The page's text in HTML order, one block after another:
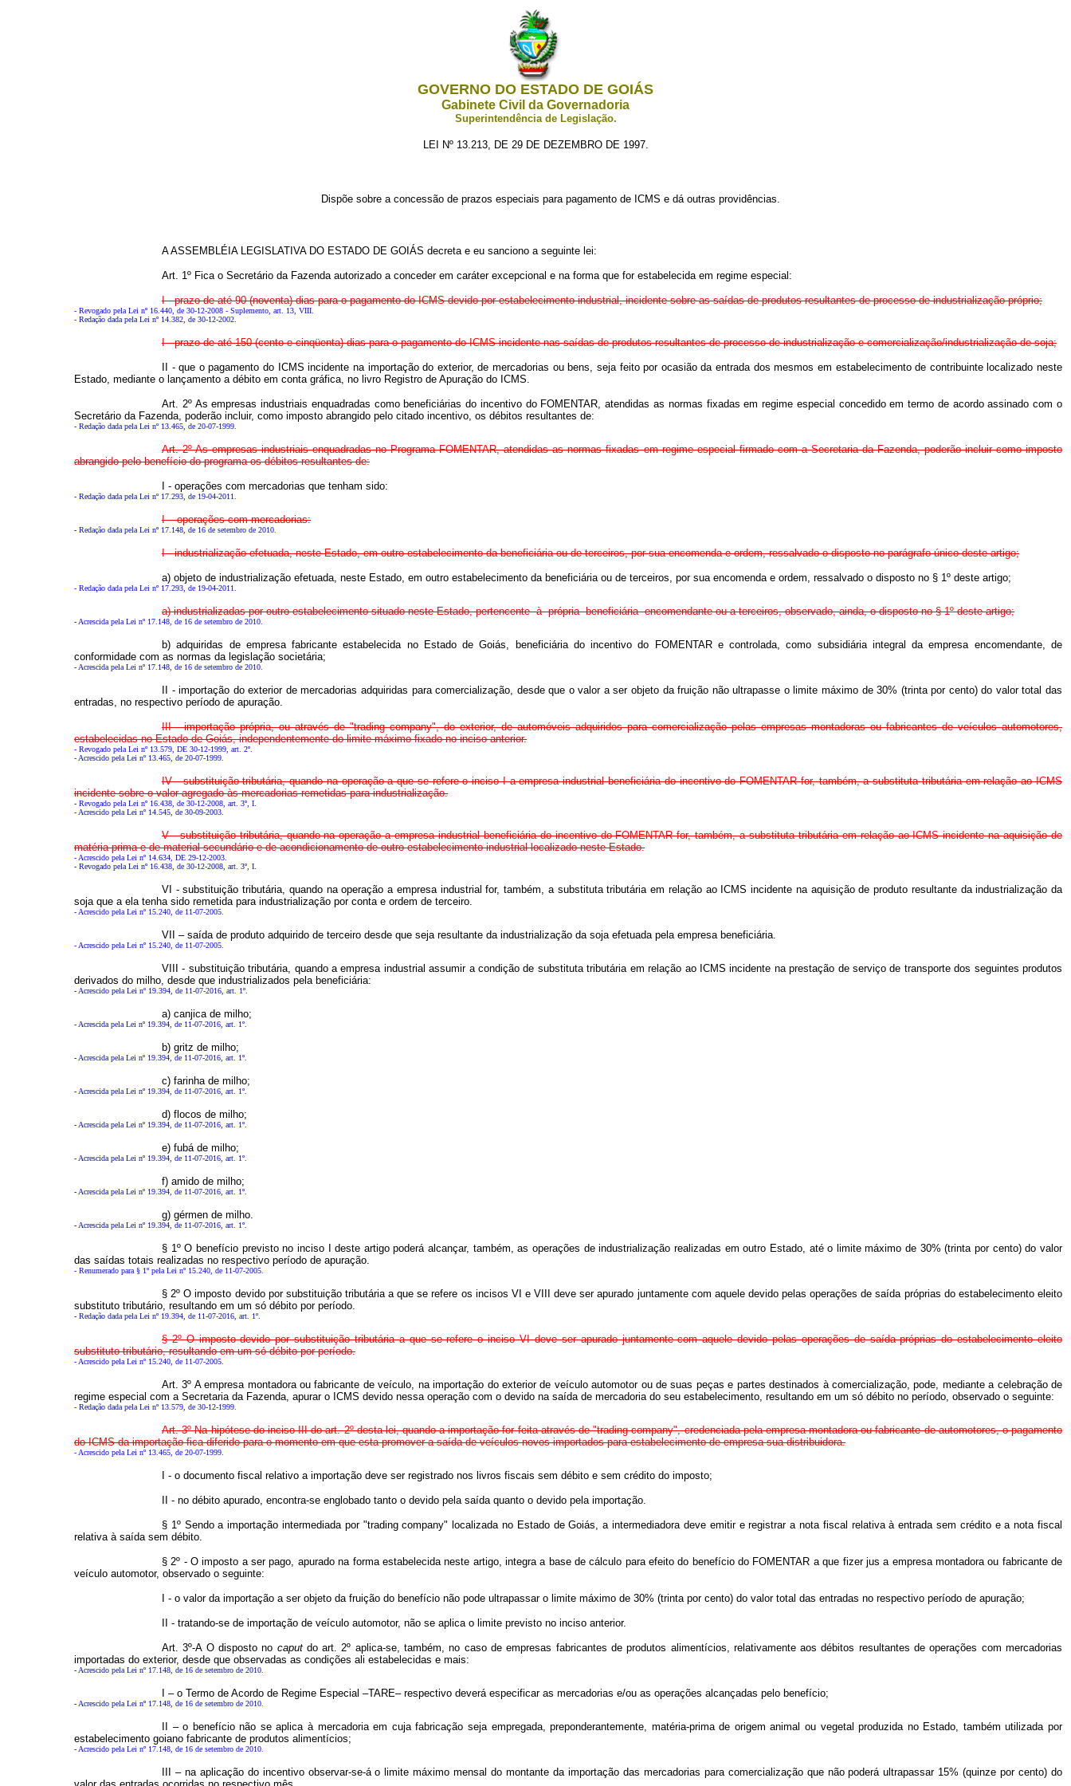
GOVERNO DO ESTADO DE GOIÁS
Gabinete Civil da Governadoria
Superintendência de Legislação.
LEI Nº 13.213, DE 29 DE DEZEMBRO DE 1997.
Dispõe sobre a concessão de prazos especiais para pagamento de ICMS e dá outras providências.
A ASSEMBLÉIA LEGISLATIVA DO ESTADO DE GOIÁS decreta e eu sanciono a seguinte lei:
Art. 1º Fica o Secretário da Fazenda autorizado a conceder em caráter excepcional e na forma que for estabelecida em regime especial:
I - prazo de até 90 (noventa) dias para o pagamento do ICMS devido por estabelecimento industrial, incidente sobre as saídas de produtos resultantes de processo de industrialização próprio;
- Revogado pela Lei nº 16.440, de 30-12-2008 - Suplemento, art. 13, VIII.
- Redação dada pela Lei nº 14.382, de 30-12-2002.
I - prazo de até 150 (cento e cinqüenta) dias para o pagamento do ICMS incidente nas saídas de produtos resultantes de processo de industrialização e comercialização/industrialização de soja;
II - que o pagamento do ICMS incidente na importação do exterior, de mercadorias ou bens, seja feito por ocasião da entrada dos mesmos em estabelecimento de contribuinte localizado neste
Estado, mediante o lançamento a débito em conta gráfica, no livro Registro de Apuração do ICMS.
Art. 2º As empresas industriais enquadradas como beneficiárias do incentivo do FOMENTAR, atendidas as normas fixadas em regime especial concedido em termo de acordo assinado com o
Secretário da Fazenda, poderão incluir, como imposto abrangido pelo citado incentivo, os débitos resultantes de:
- Redação dada pela Lei nº 13.465, de 20-07-1999.
Art. 2º As empresas industriais enquadradas no Programa FOMENTAR, atendidas as normas fixadas em regime especial firmado com a Secretaria da Fazenda, poderão incluir como imposto
abrangido pelo benefício do programa os débitos resultantes de:
I - operações com mercadorias que tenham sido:
- Redação dada pela Lei nº 17.293, de 19-04-2011.
I – operações com mercadorias:
- Redação dada pela Lei nº 17.148, de 16 de setembro de 2010.
I - industrialização efetuada, neste Estado, em outro estabelecimento da beneficiária ou de terceiros, por sua encomenda e ordem, ressalvado o disposto no parágrafo único deste artigo;
a) objeto de industrialização efetuada, neste Estado, em outro estabelecimento da beneficiária ou de terceiros, por sua encomenda e ordem, ressalvado o disposto no § 1º deste artigo;
- Redação dada pela Lei nº 17.293, de 19-04-2011.
a) industrializadas por outro estabelecimento situado neste Estado, pertencente à própria beneficiária encomendante ou a terceiros, observado, ainda, o disposto no § 1º deste artigo;
- Acrescida pela Lei nº 17.148, de 16 de setembro de 2010.
b) adquiridas de empresa fabricante estabelecida no Estado de Goiás, beneficiária do incentivo do FOMENTAR e controlada, como subsidiária integral da empresa encomendante, de
conformidade com as normas da legislação societária;
- Acrescida pela Lei nº 17.148, de 16 de setembro de 2010.
II - importação do exterior de mercadorias adquiridas para comercialização, desde que o valor a ser objeto da fruição não ultrapasse o limite máximo de 30% (trinta por cento) do valor total das
entradas, no respectivo período de apuração.
III - importação própria, ou através de "trading company", do exterior, de automóveis adquiridos para comercialização pelas empresas montadoras ou fabricantes de veículos automotores,
estabelecidas no Estado de Goiás, independentemente do limite máximo fixado no inciso anterior.
- Revogado pela Lei nº 13.579, DE 30-12-1999, art. 2º.
- Acrescido pela Lei nº 13.465, de 20-07-1999.
IV - substituição tributária, quando na operação a que se refere o inciso I a empresa industrial beneficiária do incentivo do FOMENTAR for, também, a substituta tributária em relação ao ICMS
incidente sobre o valor agregado às mercadorias remetidas para industrialização.
- Revogado pela Lei nº 16.438, de 30-12-2008, art. 3º, I
- Acrescido pela Lei nº 14.545, de 30-09-2003.
V - substituição tributária, quando na operação a empresa industrial beneficiária do incentivo do FOMENTAR for, também, a substituta tributária em relação ao ICMS incidente na aquisição de
matéria-prima e de material secundário e de acondicionamento de outro estabelecimento industrial localizado neste Estado.
- Acrescido pela Lei nº 14.634, DE 29-12-2003.
- Revogado pela Lei nº 16.438, de 30-12-2008, art. 3º, I
VI - substituição tributária, quando na operação a empresa industrial for, também, a substituta tributária em relação ao ICMS incidente na aquisição de produto resultante da industrialização da
soja que a ela tenha sido remetida para industrialização por conta e ordem de terceiro.
- Acrescido pela Lei nº 15.240, de 11-07-2005.
VII – saída de produto adquirido de terceiro desde que seja resultante da industrialização da soja efetuada pela empresa beneficiária.
- Acrescido pela Lei nº 15.240, de 11-07-2005.
VIII - substituição tributária, quando a empresa industrial assumir a condição de substituta tributária em relação ao ICMS incidente na prestação de serviço de transporte dos seguintes produtos
derivados do milho, desde que industrializados pela beneficiária:
- Acrescido pela Lei nº 19.394, de 11-07-2016, art. 1º
a) canjica de milho;
- Acrescida pela Lei nº 19.394, de 11-07-2016, art. 1º
b) gritz de milho;
- Acrescida pela Lei nº 19.394, de 11-07-2016, art. 1º
c) farinha de milho;
- Acrescida pela Lei nº 19.394, de 11-07-2016, art. 1º
d) flocos de milho;
- Acrescida pela Lei nº 19.394, de 11-07-2016, art. 1º
e) fubá de milho;
- Acrescida pela Lei nº 19.394, de 11-07-2016, art. 1º
f) amido de milho;
- Acrescida pela Lei nº 19.394, de 11-07-2016, art. 1º
g) gérmen de milho.
- Acrescida pela Lei nº 19.394, de 11-07-2016, art. 1º
§ 1º O benefício previsto no inciso I deste artigo poderá alcançar, também, as operações de industrialização realizadas em outro Estado, até o limite máximo de 30% (trinta por cento) do valor
das saídas totais realizadas no respectivo período de apuração.
- Renumerado para § 1º pela Lei nº 15.240, de 11-07-2005.
§ 2º O imposto devido por substituição tributária a que se refere os incisos VI e VIII deve ser apurado juntamente com aquele devido pelas operações de saída próprias do estabelecimento eleito
substituto tributário, resultando em um só débito por período.
- Redação dada pela Lei nº 19.394, de 11-07-2016, art. 1º
§ 2º O imposto devido por substituição tributária a que se refere o inciso VI deve ser apurado juntamente com aquele devido pelas operações de saída próprias do estabelecimento eleito
substituto tributário, resultando em um só débito por período.
- Acrescido pela Lei nº 15.240, de 11-07-2005.
Art. 3º A empresa montadora ou fabricante de veículo, na importação do exterior de veículo automotor ou de suas peças e partes destinados à comercialização, pode, mediante a celebração de
regime especial com a Secretaria da Fazenda, apurar o ICMS devido nessa operação com o devido na saída de mercadoria do seu estabelecimento, resultando em um só débito no período, observado o seguinte:
- Redação dada pela Lei nº 13.579, de 30-12-1999.
Art. 3º Na hipótese do inciso III do art. 2º desta lei, quando a importação for feita através de "trading company", credenciada pela empresa montadora ou fabricante de automotores, o pagamento
do ICMS da importação fica diferido para o momento em que esta promover a saída de veículos novos importados para estabelecimento de empresa sua distribuidora.
- Acrescido pela Lei nº 13.465, de 20-07-1999.
I - o documento fiscal relativo a importação deve ser registrado nos livros fiscais sem débito e sem crédito do imposto;
II - no débito apurado, encontra-se englobado tanto o devido pela saída quanto o devido pela importação.
§ 1º Sendo a importação intermediada por "trading company" localizada no Estado de Goiás, a intermediadora deve emitir e registrar a nota fiscal relativa à entrada sem crédito e a nota fiscal
relativa à saída sem débito.
§ 2º - O imposto a ser pago, apurado na forma estabelecida neste artigo, integra a base de cálculo para efeito do benefício do FOMENTAR a que fizer jus a empresa montadora ou fabricante de
veículo automotor, observado o seguinte:
I - o valor da importação a ser objeto da fruição do benefício não pode ultrapassar o limite máximo de 30% (trinta por cento) do valor total das entradas no respectivo período de apuração;
II - tratando-se de importação de veículo automotor, não se aplica o limite previsto no inciso anterior.
Art. 3º-A O disposto no caput do art. 2º aplica-se, também, no caso de empresas fabricantes de produtos alimentícios, relativamente aos débitos resultantes de operações com mercadorias
importadas do exterior, desde que observadas as condições ali estabelecidas e mais:
- Acrescido pela Lei nº 17.148, de 16 de setembro de 2010.
I – o Termo de Acordo de Regime Especial –TARE– respectivo deverá especificar as mercadorias e/ou as operações alcançadas pelo benefício;
- Acrescido pela Lei nº 17.148, de 16 de setembro de 2010.
II – o benefício não se aplica à mercadoria em cuja fabricação seja empregada, preponderantemente, matéria-prima de origem animal ou vegetal produzida no Estado, também utilizada por
estabelecimento goiano fabricante de produtos alimentícios;
- Acrescido pela Lei nº 17.148, de 16 de setembro de 2010.
III – na aplicação do incentivo observar-se-á o limite máximo mensal do montante da importação das mercadorias para comercialização que não poderá ultrapassar 15% (quinze por cento) do